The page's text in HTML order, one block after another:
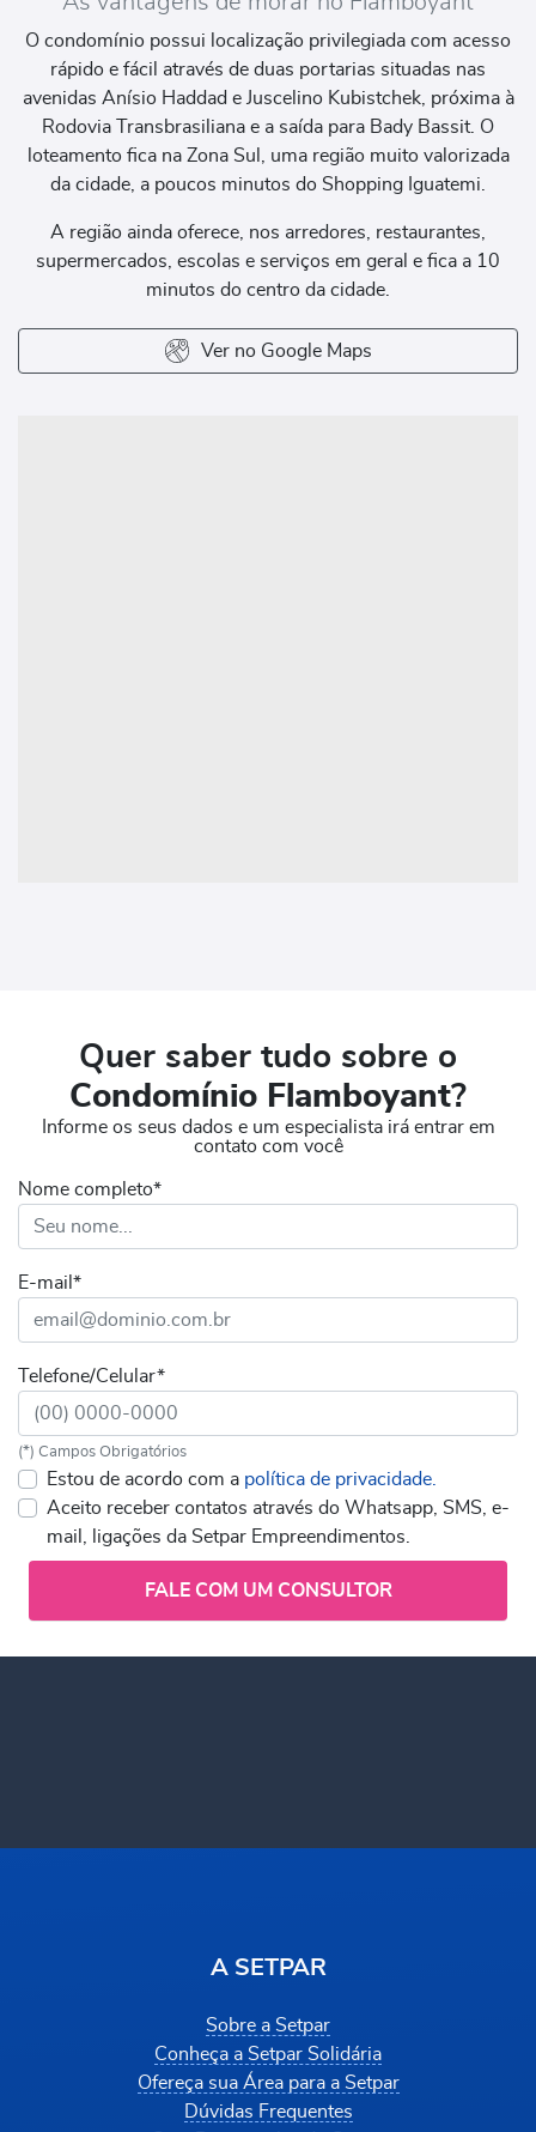
O condomínio possui localização privilegiada com acesso
rápido e fácil através de duas portarias situadas nas
avenidas Anísio Haddad e Juscelino Kubistchek, próxima à
Rodovia Transbrasiliana e a saída para Bady Bassit. O
loteamento fica na Zona Sul, uma região muito valorizada
da cidade, a poucos minutos do Shopping Iguatemi.
A região ainda oferece, nos arredores, restaurantes,
supermercados, escolas e serviços em geral e fica a 10
minutos do centro da cidade.
Ver no Google Maps
Quer saber tudo sobre o
Condomínio Flamboyant?
Informe os seus dados e um especialista irá entrar em
contato com você
Nome completo*
E-mail*
Telefone/Celular*
(*) Campos Obrigatórios
Estou de acordo com a política de privacidade.
Aceito receber contatos através do Whatsapp, SMS, e-
mail, ligações da Setpar Empreendimentos.
FALE COM UM CONSULTOR
A SETPAR
Sobre a Setpar
Conheça a Setpar Solidária
Ofereça sua Área para a Setpar
Dúvidas Frequentes